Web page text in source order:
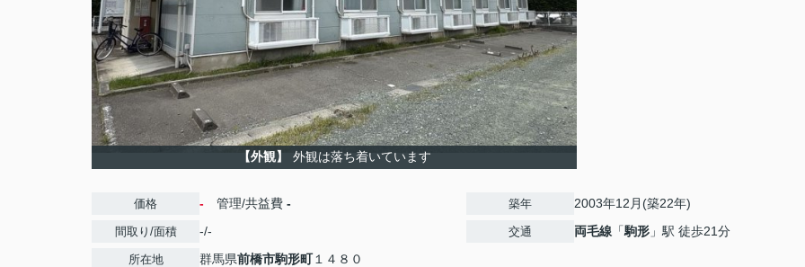
【外観】 外観は落ち着いています
価格 - 管理/共益費 -
間取り/面積 -/-
所在地 群馬県前橋市駒形町１４８０
築年 2003年12月(築22年)
交通 両毛線 「駒形 」駅 徒歩21分